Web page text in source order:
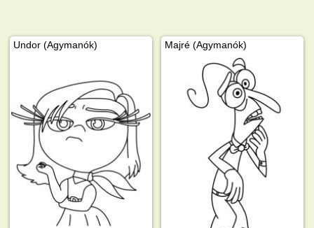
Undor (Agymanók) Majré (Agymanók)